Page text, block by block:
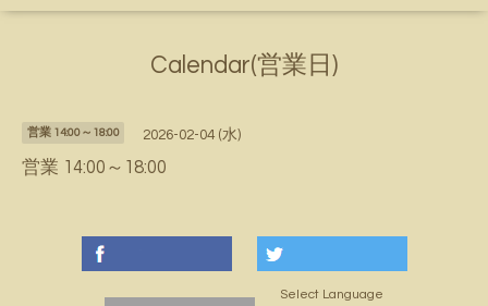
Calendar(営業日)
営業 14:00～18:00 2026-02-04 (水)
営業 14:00～18:00
Select Language